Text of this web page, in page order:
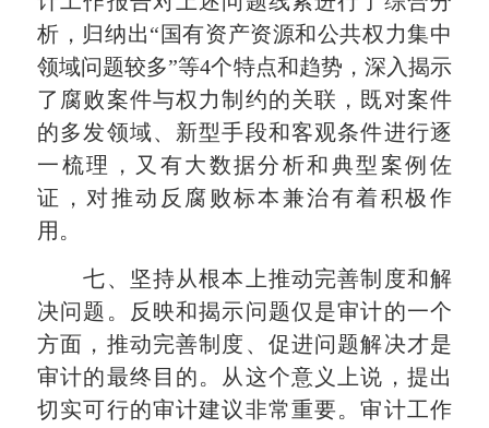
析，归纳出“国有资产资源和公共权力集中
领域问题较多”等4个特点和趋势，深入揭示
了腐败案件与权力制约的关联，既对案件
的多发领域、新型手段和客观条件进行逐
一梳理，又有大数据分析和典型案例佐
证，对推动反腐败标本兼治有着积极作
用。
七、坚持从根本上推动完善制度和解
决问题。反映和揭示问题仅是审计的一个
方面，推动完善制度、促进问题解决才是
审计的最终目的。从这个意义上说，提出
切实可行的审计建议非常重要。审计工作